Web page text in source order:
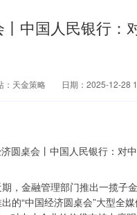
中国人民银行：
：天金策略 日期：2025-12-28
金融管理部门推出一揽子
的“中国经济圆桌会”大型全